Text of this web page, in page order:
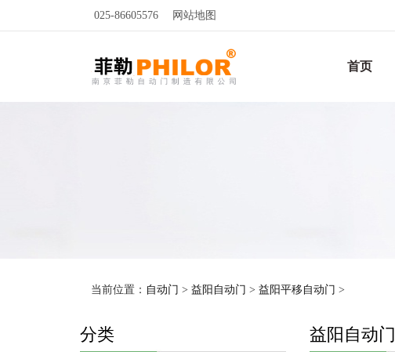
025-86605576 网站地图
首页
当前位置： 自动门 > 益阳自动门 > 益阳平移自动门 >
益阳自动门
分类